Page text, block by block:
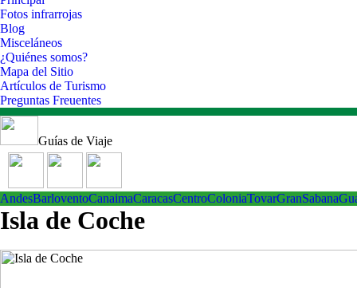
Fotos infrarrojas
Blog
Misceláneos
¿Quiénes somos?
Mapa del Sitio
Artículos de Turismo
Preguntas Freuentes
Guías de Viaje
AndesBarloventoCanaimaCaracasCentroColoniaTovarGranSabana
Isla de Coche